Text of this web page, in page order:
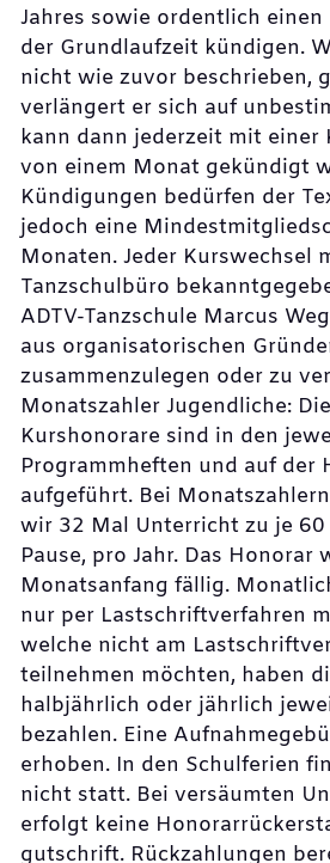
Jahres sowie ordentlich
der Grundlaufzeit kündigen.
nicht wie zuvor beschrieben,
verlängert er sich auf
kann dann jederzeit mit einer
von einem Monat gekündigt
Kündigungen bedürfen der
jedoch eine
Monaten. Jeder Kurswechsel
Tanzschulbüro
ADTV-Tanzschule Marcus
aus organisatorischen
zusammenzulegen oder zu
Monatszahler Jugendliche:
Kurshonorare sind in den
Programmheften und auf der
aufgeführt. Bei
wir 32 Mal Unterricht zu je
Pause, pro Jahr. Das Honorar
Monatsanfang fällig.
nur per Lastschriftverfahren
welche nicht am
teilnehmen möchten, haben
halbjährlich oder jährlich
bezahlen. Eine
erhoben. In den Schulferien
nicht statt. Bei versäumten
erfolgt keine
gutschrift. Rückzahlungen